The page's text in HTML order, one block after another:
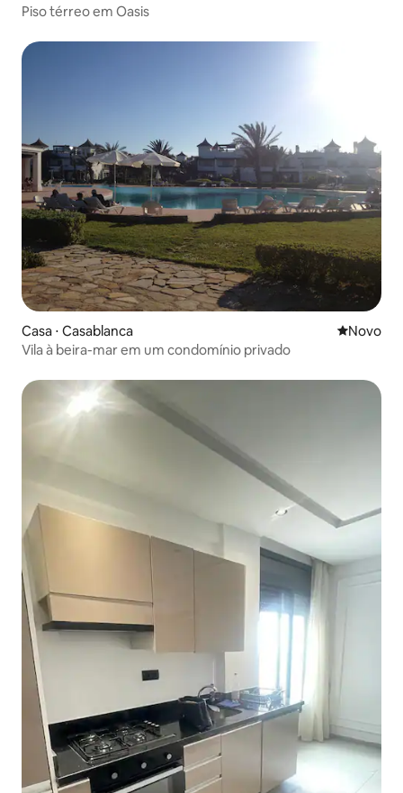
Piso térreo em Oasis
Casa ⋅ Casablanca Novo
Novo
Vila à beira-mar em um condomínio privado